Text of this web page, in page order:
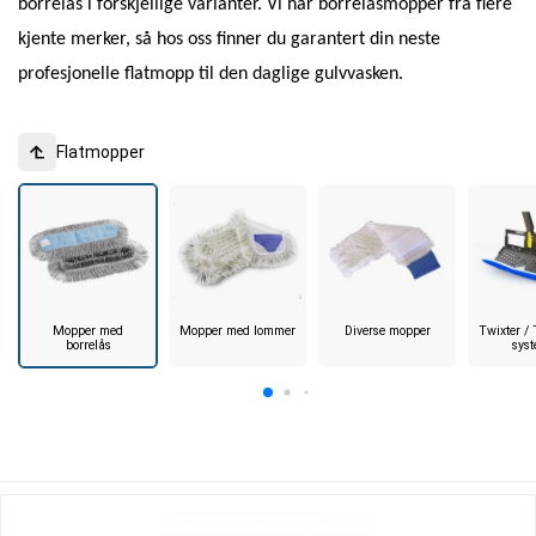
borrelås i forskjellige varianter. Vi har borrelåsmopper fra flere
kjente merker, så hos oss finner du garantert din neste
profesjonelle flatmopp til den daglige gulvvasken.
Flatmopper
Mopper med
borrelås
Mopper med lommer Diverse mopper
Twixter /